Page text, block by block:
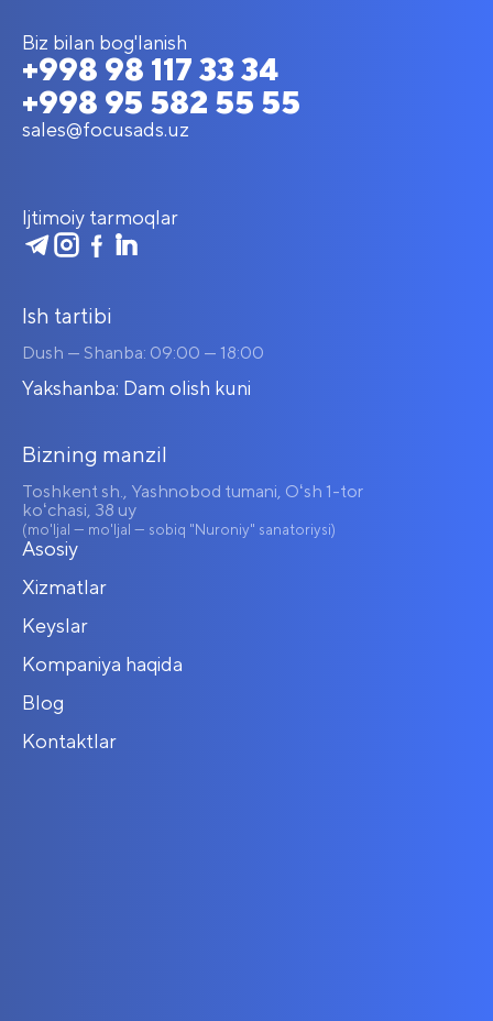
Biz bilan bog'lanish
+998 98 117 33 34
+998 95 582 55 55
sales@focusads.uz
Ijtimoiy tarmoqlar
Ish tartibi
Dush — Shanba: 09:00 — 18:00
Yakshanba: Dam olish kuni
Bizning manzil
Toshkent sh., Yashnobod tumani, Oʻsh 1-tor
koʻchasi, 38 uy
(mo'ljal — mo'ljal — sobiq "Nuroniy" sanatoriysi)
Asosiy
Xizmatlar
Keyslar
Kompaniya haqida
Blog
Kontaktlar